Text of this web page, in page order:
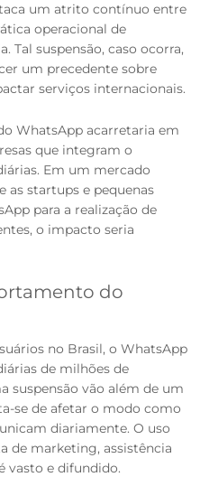
um atrito contínuo entre
operacional de
Tal suspensão, caso ocorra,
um precedente sobre
serviços internacionais.
WhatsApp acarretaria em
que integram o
Em um mercado
as startups e pequenas
para a realização de
o impacto seria
do
no Brasil, o WhatsApp
de milhões de
suspensão vão além de um
se de afetar o modo como
diariamente. O uso
de marketing, assistência
vasto e difundido.